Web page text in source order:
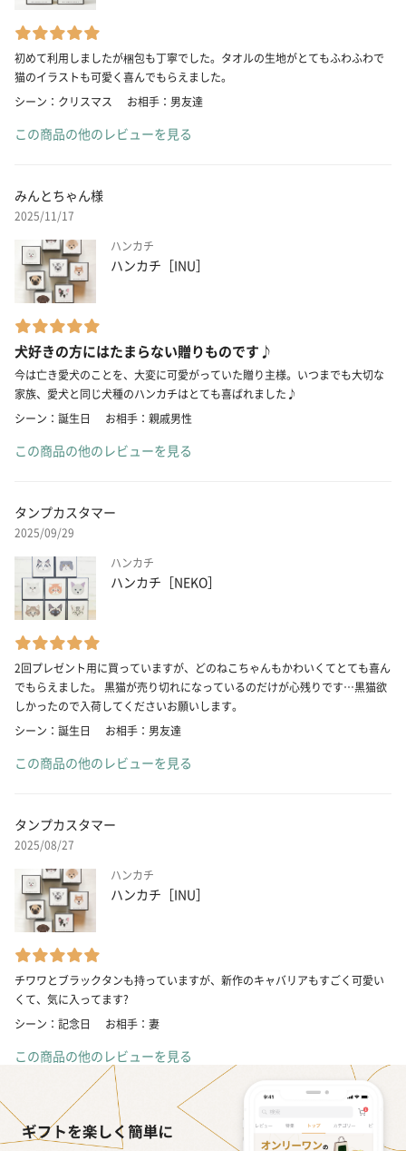
初めて利用しましたが梱包も丁寧でした。タオルの生地がとてもふわふわで
猫のイラストも可愛く喜んでもらえました。
シーン：クリスマス
お相手：男友達
この商品の他のレビューを見る
みんとちゃん様
2025/11/17
ハンカチ
ハンカチ［INU］
犬好きの方にはたまらない贈りものです♪
今は亡き愛犬のことを、大変に可愛がっていた贈り主様。いつまでも大切な
家族、愛犬と同じ犬種のハンカチはとても喜ばれました♪
シーン：誕生日
お相手：親戚男性
この商品の他のレビューを見る
タンプカスタマー
2025/09/29
ハンカチ
ハンカチ［NEKO］
2回プレゼント用に買っていますが、どのねこちゃんもかわいくてとても喜ん
でもらえました。 黒猫が売り切れになっているのだけが心残りです…黒猫欲
しかったので入荷してくださいお願いします。
シーン：誕生日
お相手：男友達
この商品の他のレビューを見る
タンプカスタマー
2025/08/27
ハンカチ
ハンカチ［INU］
チワワとブラックタンも持っていますが、新作のキャバリアもすごく可愛い
くて、気に入ってます?
シーン：記念日
お相手：妻
この商品の他のレビューを見る